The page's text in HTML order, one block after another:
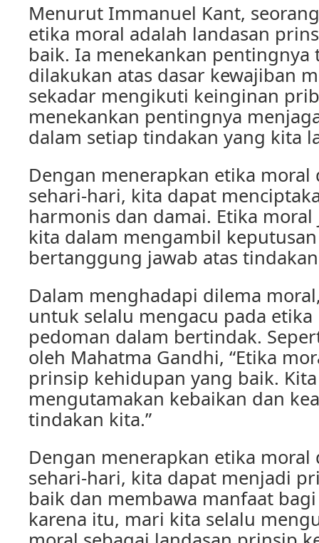
Menurut Immanuel Kant,
etika moral adalah landasan
baik. Ia menekankan pentingnya
dilakukan atas dasar kewajiban
sekadar mengikuti keinginan
menekankan pentingnya
dalam setiap tindakan yang kita
Dengan menerapkan etika
sehari-hari, kita dapat
harmonis dan damai. Etika
kita dalam mengambil
bertanggung jawab atas
Dalam menghadapi dilema
untuk selalu mengacu pada
pedoman dalam bertindak.
oleh Mahatma Gandhi, “Etika
prinsip kehidupan yang baik.
mengutamakan kebaikan dan
tindakan kita.”
Dengan menerapkan etika
sehari-hari, kita dapat menjadi
baik dan membawa manfaat
karena itu, mari kita selalu